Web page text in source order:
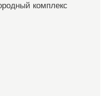
комплекс